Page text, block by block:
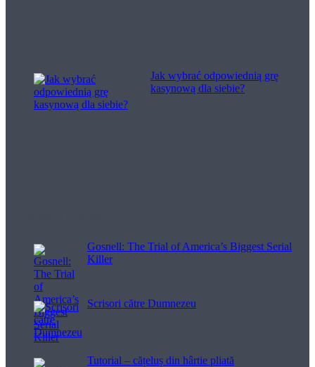
Jak wybrać odpowiednią grę
kasynową dla siebie?
Gosnell: The Trial of America’s Biggest Serial
Killer
Scrisori către Dumnezeu
Tutorial – cățeluș din hârtie pliată